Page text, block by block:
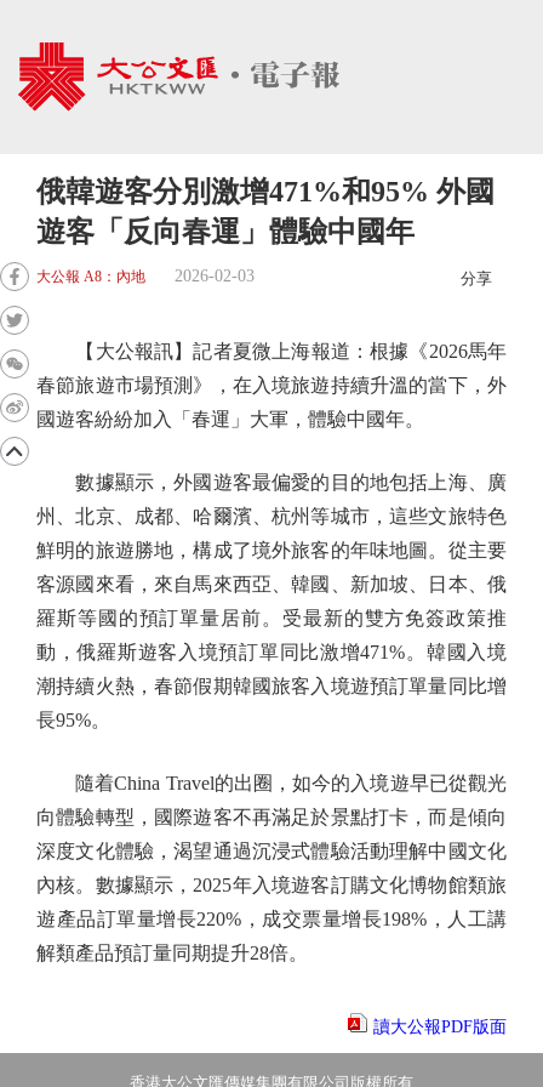
俄韓遊客分別激增471%和95% 外國
遊客「反向春運」體驗中國年
大公報 A8：內地 2026-02-03 分享
【大公報訊】記者夏微上海報道：根據《2026馬年
春節旅遊市場預測》，在入境旅遊持續升溫的當下，外
國遊客紛紛加入「春運」大軍，體驗中國年。
數據顯示，外國遊客最偏愛的目的地包括上海、廣
州、北京、成都、哈爾濱、杭州等城市，這些文旅特色
鮮明的旅遊勝地，構成了境外旅客的年味地圖。從主要
客源國來看，來自馬來西亞、韓國、新加坡、日本、俄
羅斯等國的預訂單量居前。受最新的雙方免簽政策推
動，俄羅斯遊客入境預訂單同比激增471%。韓國入境
潮持續火熱，春節假期韓國旅客入境遊預訂單量同比增
長95%。
隨着China Travel的出圈，如今的入境遊早已從觀光
向體驗轉型，國際遊客不再滿足於景點打卡，而是傾向
深度文化體驗，渴望通過沉浸式體驗活動理解中國文化
內核。數據顯示，2025年入境遊客訂購文化博物館類旅
遊產品訂單量增長220%，成交票量增長198%，人工講
解類產品預訂量同期提升28倍。
讀大公報PDF版面
香港大公文匯傳媒集團有限公司版權所有